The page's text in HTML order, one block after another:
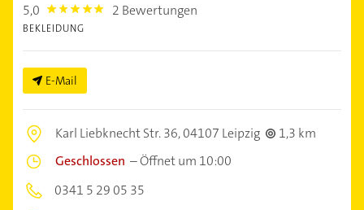
5,0 5.0 2 Bewertungen
BEKLEIDUNG
E-Mail
Karl Liebknecht Str. 36,04107 Leipzig
1,3 km
Geschlossen –Öffnet um 10:00
0341 5 29 05 35